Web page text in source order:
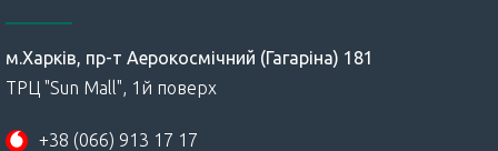
м.Харків, пр-т Аерокосмічний (Гагаріна) 181
ТРЦ "Sun Mall", 1й поверх
+38 (066) 913 17 17